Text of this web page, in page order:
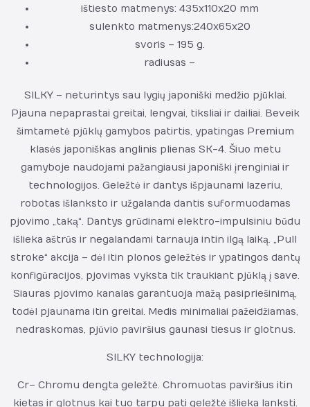
ištiesto matmenys: 435x110x20 mm
sulenkto matmenys:240x65x20
svoris – 195 g.
radiusas –
SILKY – neturintys sau lygių japoniški medžio pjūklai.
Pjauna nepaprastai greitai, lengvai, tiksliai ir dailiai. Beveik
šimtametė pjūklų gamybos patirtis, ypatingas Premium
klasės japoniškas anglinis plienas SK-4. Šiuo metu
gamyboje naudojami pažangiausi japoniški įrenginiai ir
technologijos. Geležtė ir dantys išpjaunami lazeriu,
robotas išlanksto ir užgalanda dantis suformuodamas
pjovimo „taką“. Dantys grūdinami elektro-impulsiniu būdu
išlieka aštrūs ir negalandami tarnauja intin ilgą laiką. „Pull
stroke“ akcija – dėl itin plonos geležtės ir ypatingos dantų
konfigūracijos, pjovimas vyksta tik traukiant pjūklą į save.
Siauras pjovimo kanalas garantuoja mažą pasipriešinimą,
todėl pjaunama itin greitai. Medis minimaliai pažeidžiamas,
nedraskomas, pjūvio paviršius gaunasi tiesus ir glotnus.
SILKY technologija:
Cr – Chromu dengta geležtė. Chromuotas paviršius itin
kietas ir glotnus kai tuo tarpu pati geležtė išlieka lanksti.